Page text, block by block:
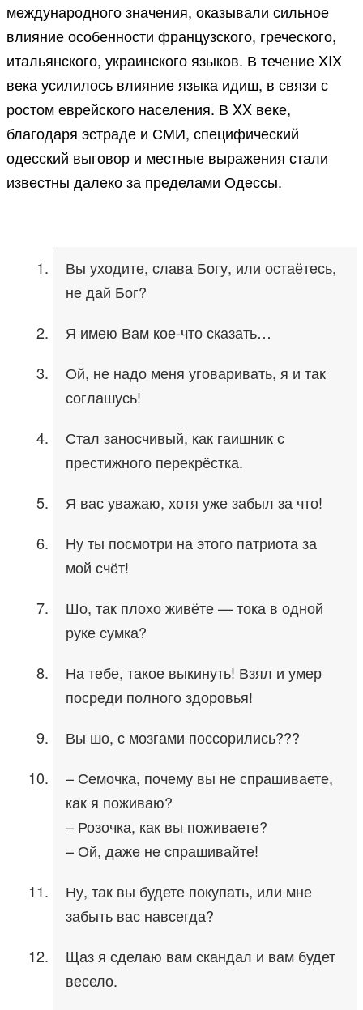
международного значения, оказывали сильное
влияние особенности французского, греческого,
итальянского, украинского языков. В течение XIX
века усилилось влияние языка идиш, в связи с
ростом еврейского населения. В XX веке,
благодаря эстраде и СМИ, специфический
одесский выговор и местные выражения стали
известны далеко за пределами Одессы.
Вы уходите, слава Богу, или остаётесь,
не дай Бог?
Я имею Вам кое-что сказать…
Ой, не надо меня уговаривать, я и так
соглашусь!
Стал заносчивый, как гаишник с
престижного перекрёстка.
Я вас уважаю, хотя уже забыл за что!
Ну ты посмотри на этого патриота за
мой счёт!
Шо, так плохо живёте — тока в одной
руке сумка?
На тебе, такое выкинуть! Взял и умер
посреди полного здоровья!
Вы шо, с мозгами поссорились???
– Семочка, почему вы не спрашиваете,
как я поживаю?
– Розочка, как вы поживаете?
– Ой, даже не спрашивайте!
Ну, так вы будете покупать, или мне
забыть вас навсегда?
Щаз я сделаю вам скандал и вам будет
весело.